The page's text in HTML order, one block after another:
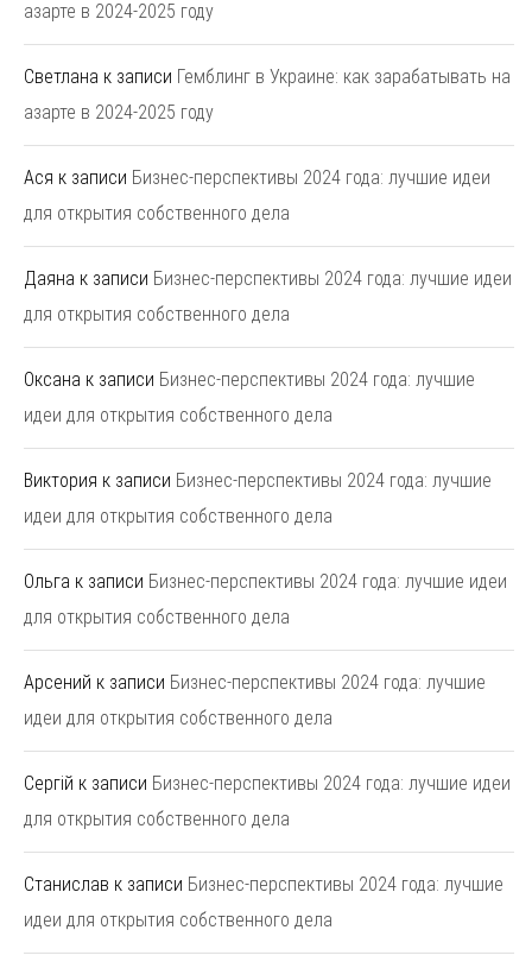
азарте в 2024-2025 году
Светлана к записи Гемблинг в Украине: как зарабатывать на
азарте в 2024-2025 году
Ася к записи Бизнес-перспективы 2024 года: лучшие идеи
для открытия собственного дела
Даяна к записи Бизнес-перспективы 2024 года: лучшие идеи
для открытия собственного дела
Оксана к записи Бизнес-перспективы 2024 года: лучшие
идеи для открытия собственного дела
Виктория к записи Бизнес-перспективы 2024 года: лучшие
идеи для открытия собственного дела
Ольга к записи Бизнес-перспективы 2024 года: лучшие идеи
для открытия собственного дела
Арсений к записи Бизнес-перспективы 2024 года: лучшие
идеи для открытия собственного дела
Сергій к записи Бизнес-перспективы 2024 года: лучшие идеи
для открытия собственного дела
Станислав к записи Бизнес-перспективы 2024 года: лучшие
идеи для открытия собственного дела